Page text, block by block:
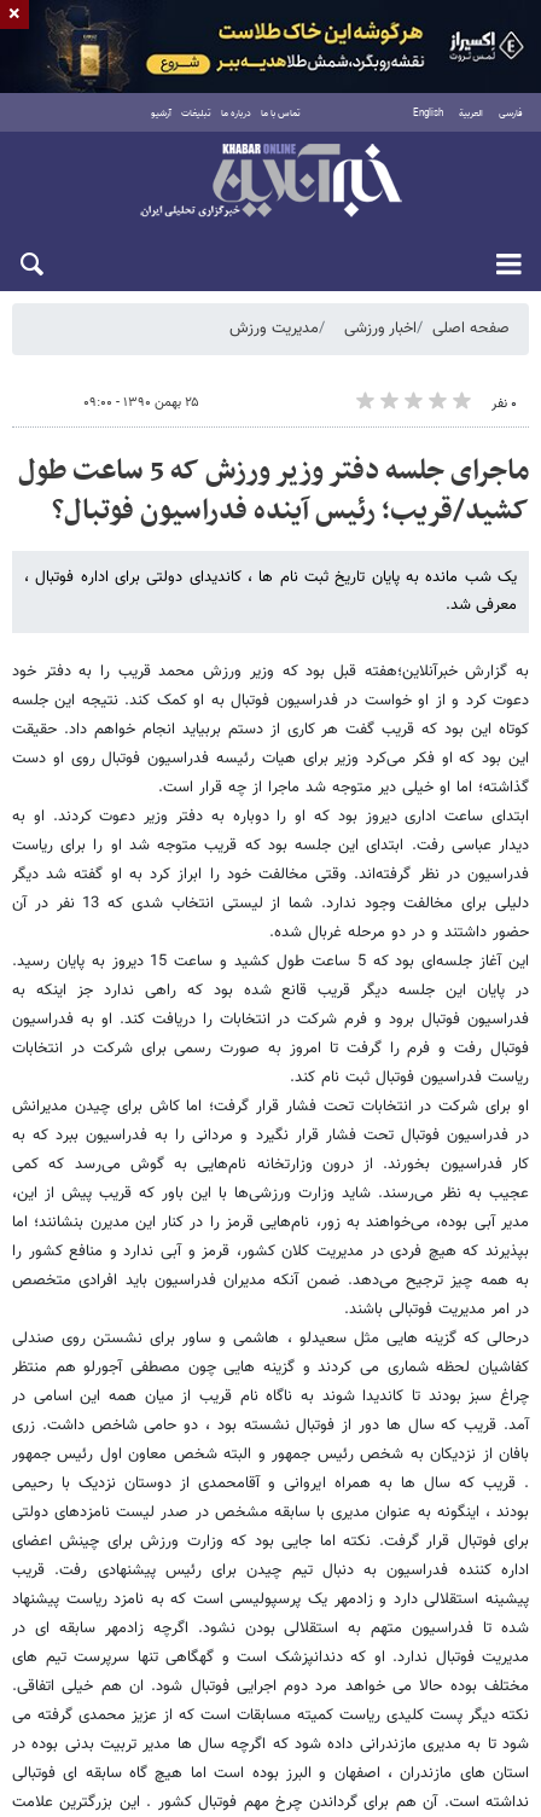
فارسی العربية English تماس با ما درباره ما تبلیغات آرشیو
یکشنبه ۱۸ مرداد ۱۴۰۵
صفحه اصلی اخبار ورزشی مدیریت ورزش
۰ نفر ۲۵ بهمن ۱۳۹۰ - ۰۹:۰۰
ماجرای جلسه‌ دفتر وزیر ورزش که 5 ساعت طول
کشید/قریب؛ رئیس آینده فدراسیون فوتبال؟
یک شب مانده به پایان تاریخ ثبت نام ها ، کاندیدای دولتی برای اداره فوتبال ،
معرفی شد.
به گزارش خبرآنلاین؛هفته قبل بود که وزیر ورزش محمد قریب را به دفتر خود
دعوت کرد و از او خواست در فدراسیون فوتبال به او کمک کند. نتیجه این جلسه
کوتاه این بود که قریب گفت هر کاری از دستم بربیاید انجام خواهم داد. حقیقت
این بود که او فکر می‌کرد وزیر برای هیات رئیسه فدراسیون فوتبال روی او دست
گذاشته؛ اما او خیلی دیر متوجه شد ماجرا از چه قرار است.
ابتدای ساعت اداری دیروز بود که او را دوباره به دفتر وزیر دعوت کردند. او به
دیدار عباسی رفت. ابتدای این جلسه بود که قریب متوجه شد او را برای ریاست
فدراسیون در نظر گرفته‌اند. وقتی مخالفت خود را ابراز کرد به او گفته شد دیگر
دلیلی برای مخالفت وجود ندارد. شما از لیستی انتخاب شدی که 13 نفر در آن
حضور داشتند و در دو مرحله غربال شده.
این آغاز جلسه‌ای بود که 5 ساعت طول کشید و ساعت 15 دیروز به پایان رسید.
در پایان این جلسه دیگر قریب قانع شده بود که راهی ندارد جز اینکه به
فدراسیون فوتبال برود و فرم شرکت در انتخابات را دریافت کند. او به فدراسیون
فوتبال رفت و فرم را گرفت تا امروز به صورت رسمی برای شرکت در انتخابات
ریاست فدراسیون فوتبال ثبت نام کند.
او برای شرکت در انتخابات تحت فشار قرار گرفت؛ اما کاش برای چیدن مدیرانش
در فدراسیون فوتبال تحت فشار قرار نگیرد و مردانی را به فدراسیون ببرد که به
کار فدراسیون بخورند. از درون وزارتخانه نام‌هایی به گوش می‌رسد که کمی
عجیب به نظر می‌رسند. شاید وزارت ورزشی‌ها با این باور که قریب پیش از این،
مدیر آبی بوده، می‌خواهند به زور، نام‌هایی قرمز را در کنار این مدیرن بنشانند؛ اما
بپذیرند که هیچ فردی در مدیریت کلان کشور، قرمز و آبی ندارد و منافع کشور را
به همه چیز ترجیح می‌دهد. ضمن آنکه مدیران فدراسیون باید افرادی متخصص
در امر مدیریت فوتبالی باشند.
درحالی که گزینه هایی مثل سعیدلو ، هاشمی و ساور برای نشستن روی صندلی
کفاشیان لحظه شماری می کردند و گزینه هایی چون مصطفی آجورلو هم منتظر
چراغ سبز بودند تا کاندیدا شوند به ناگاه نام قریب از میان همه این اسامی در
آمد. قریب که سال ها دور از فوتبال نشسته بود ، دو حامی شاخص داشت. زری
بافان از نزدیکان به شخص رئیس جمهور و البته شخص معاون اول رئیس جمهور
. قریب که سال ها به همراه ایروانی و آقامحمدی از دوستان نزدیک با رحیمی
بودند ، اینگونه به عنوان مدیری با سابقه مشخص در صدر لیست نامزدهای دولتی
برای فوتبال قرار گرفت. نکته اما جایی بود که وزارت ورزش برای چینش اعضای
اداره کننده فدراسیون به دنبال تیم چیدن برای رئیس پیشنهادی رفت. قریب
پیشینه استقلالی دارد و زادمهر یک پرسپولیسی است که به نامزد ریاست پیشنهاد
شده تا فدراسیون متهم به استقلالی بودن نشود. اگرچه زادمهر سابقه ای در
مدیریت فوتبال ندارد. او که دندانپزشک است و گهگاهی تنها سرپرست تیم های
مختلف بوده حالا می خواهد مرد دوم اجرایی فوتبال شود. ان هم خیلی اتفاقی.
نکته دیگر پست کلیدی ریاست کمیته مسابقات است که از عزیز محمدی گرفته می
شود تا به مدیری مازندرانی داده شود که اگرچه سال ها مدیر تربیت بدنی بوده در
استان های مازندران ، اصفهان و البرز بوده است اما هیچ گاه سابقه ای فوتبالی
نداشته است. آن هم برای گرداندن چرخ مهم فوتبال کشور . این بزرگترین علامت
×